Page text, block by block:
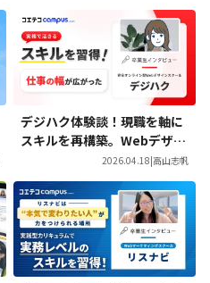
参画を実現した学習プロセス
デジハク体験談！現職を軸に
スキルを再構築。Webデザイ
ンを学び広がった働き方の選
択肢
2026.04.18|高山志帆